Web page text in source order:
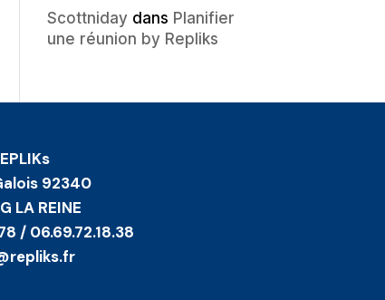
Scottnidaydans Planifier
une réunion by Repliks
92340
LA REINE
/ 06.69.72.18.38